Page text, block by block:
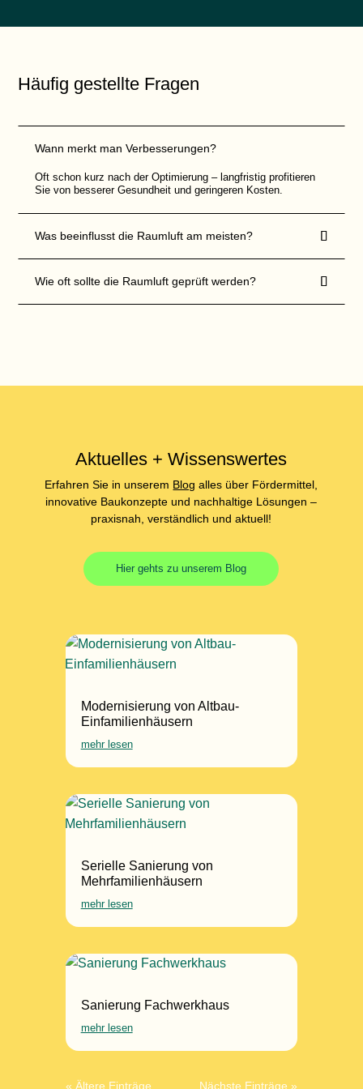
l
l
n
i
c
t
a
s
e
ü
l
l
Häufig gestellte Fragen
Wann merkt man Verbesserungen?
Oft schon kurz nach der Optimierung – langfristig profitieren
Sie von besserer Gesundheit und geringeren Kosten.

Was beeinflusst die Raumluft am meisten?

Wie oft sollte die Raumluft geprüft werden?
Aktuelles + Wissenswertes
Erfahren Sie in unserem Blog alles über Fördermittel,
innovative Baukonzepte und nachhaltige Lösungen –
praxisnah, verständlich und aktuell!
Hier gehts zu unserem Blog
Modernisierung von Altbau-
Einfamilienhäusern
mehr lesen
Serielle Sanierung von
Mehrfamilienhäusern
mehr lesen
Sanierung Fachwerkhaus
mehr lesen
« Ältere Einträge Nächste Einträge »